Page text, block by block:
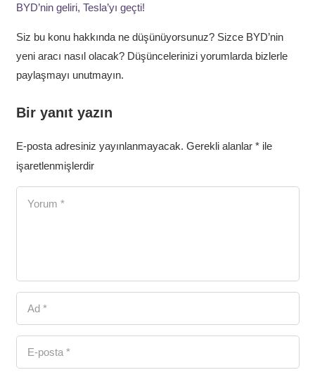
BYD’nin geliri, Tesla’yı geçti!
Siz bu konu hakkında ne düşünüyorsunuz? Sizce BYD’nin
yeni aracı nasıl olacak? Düşüncelerinizi yorumlarda bizlerle
paylaşmayı unutmayın.
Bir yanıt yazın
E-posta adresiniz yayınlanmayacak. Gerekli alanlar *ile
işaretlenmişlerdir